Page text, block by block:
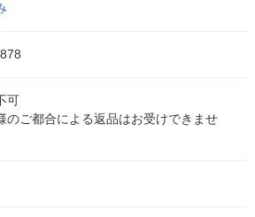
可
のご都合による返品はお受けできませ